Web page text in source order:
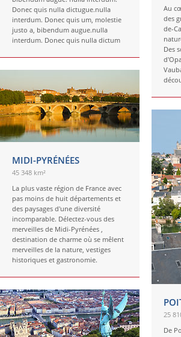
Donec quis nulla dictugue.nulla
interdum. Donec quis um, molestie
justo a, bibendum augue.nulla
interdum. Donec quis nulla dictum
MIDI-PYRÉNÉES
45 348 km²
La plus vaste région de France avec
pas moins de huit départements et
des paysages d'une diversité
incomparable. Délectez-vous des
merveilles de Midi-Pyrénées ,
destination de charme où se mêlent
merveilles de la nature, vestiges
historiques et gastronomie.
Au
des
de-
Des
25
De